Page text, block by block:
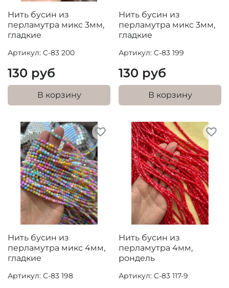
Нить бусин из
перламутра микс 3мм,
гладкие
Артикул: C-83 200
130 руб
В корзину
Нить бусин из
перламутра микс 3мм,
гладкие
Артикул: C-83 199
130 руб
В корзину
Нить бусин из
перламутра микс 4мм,
гладкие
Артикул: C-83 198
Нить бусин из
перламутра 4мм,
рондель
Артикул: C-83 117-9